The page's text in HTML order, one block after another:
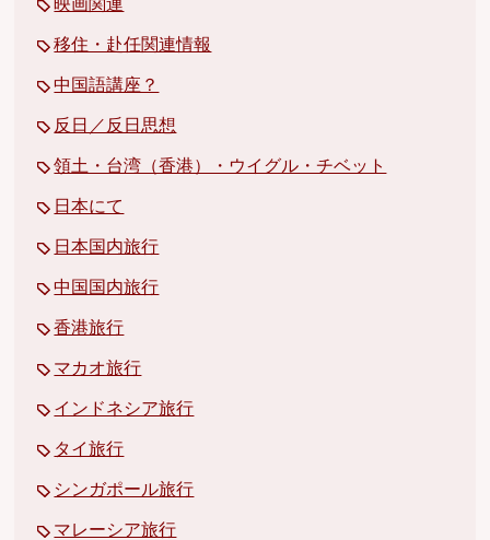
移住・赴任関連情報
中国語講座？
反日／反日思想
領土・台湾（香港）・ウイグル・チベット
日本にて
日本国内旅行
中国国内旅行
香港旅行
マカオ旅行
インドネシア旅行
タイ旅行
シンガポール旅行
マレーシア旅行